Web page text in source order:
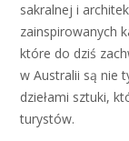
sakralnej i
zainspirowanych
które do dziś
w Australii są nie
dziełami sztuki,
turystów.